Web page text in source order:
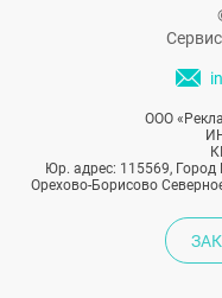
ООО
Юр. адрес: 115569, Город
Орехово-Борисово